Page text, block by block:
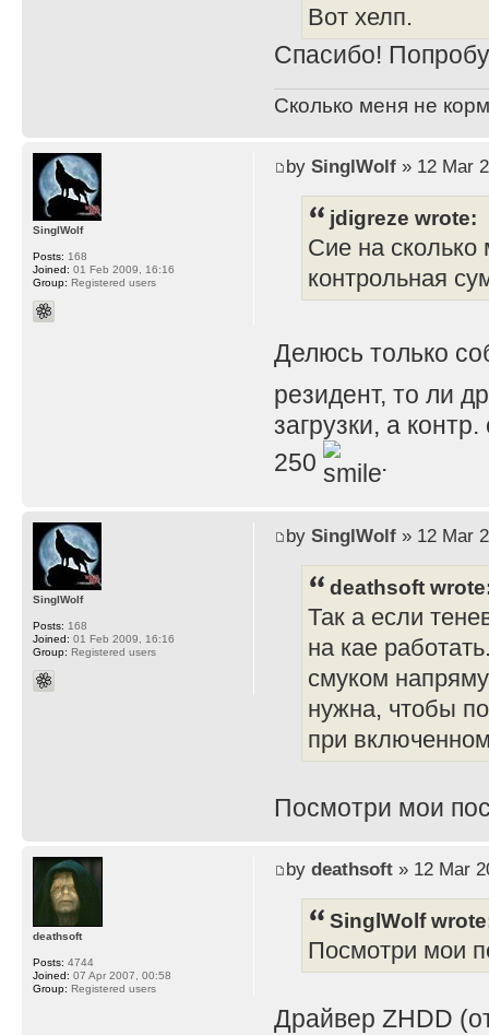
Вот хелп.
Спасибо!
Сколько меня не
by SinglWolf» 12 Mar
jdigreze wrote:
Сие на сколько
контрольная
Делюсь только
резидент, то ли
загрузки, а
250
.
SinglWolf
Posts: 168
Joined: 01 Feb 2009, 16:16
Group: Registered users
by SinglWolf» 12 Mar
deathsoft
Так а если
на кае
смуком
нужна, чтобы
при
Посмотри мои
SinglWolf
Posts: 168
Joined: 01 Feb 2009, 16:16
Group: Registered users
by deathsoft» 12 Mar
SinglWolf
Посмотри мои
Драйвер ZHDD
deathsoft
Posts: 4744
Joined: 07 Apr 2007, 00:58
Group: Registered users